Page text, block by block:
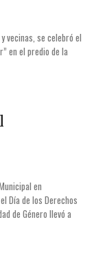
vecinas, se celebró el
en el predio de la
en
Día de los Derechos
de Género llevó a